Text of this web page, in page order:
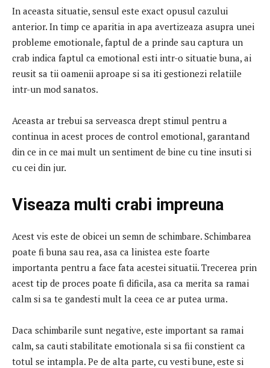
In aceasta situatie, sensul este exact opusul cazului
anterior. In timp ce aparitia in apa avertizeaza asupra unei
probleme emotionale, faptul de a prinde sau captura un
crab indica faptul ca emotional esti intr-o situatie buna, ai
reusit sa tii oamenii aproape si sa iti gestionezi relatiile
intr-un mod sanatos.
Aceasta ar trebui sa serveasca drept stimul pentru a
continua in acest proces de control emotional, garantand
din ce in ce mai mult un sentiment de bine cu tine insuti si
cu cei din jur.
Viseaza multi crabi impreuna
Acest vis este de obicei un semn de schimbare. Schimbarea
poate fi buna sau rea, asa ca linistea este foarte
importanta pentru a face fata acestei situatii. Trecerea prin
acest tip de proces poate fi dificila, asa ca merita sa ramai
calm si sa te gandesti mult la ceea ce ar putea urma.
Daca schimbarile sunt negative, este important sa ramai
calm, sa cauti stabilitate emotionala si sa fii constient ca
totul se intampla. Pe de alta parte, cu vesti bune, este si